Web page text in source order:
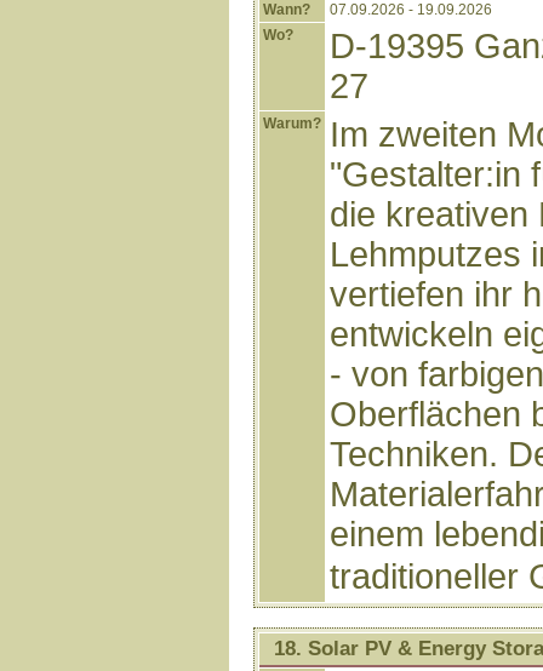
Wann?
07.09.2026 - 19.09.2026
Wo?
D-19395
27
Warum?
Im zweiten
"Gestalter:in
die kreativen
Lehmputzes
vertiefen ihr
entwickeln
- von
Oberflächen
Techniken.
einem
traditioneller
18. Solar PV & Energy